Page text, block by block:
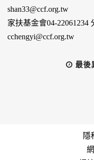
shan33@ccf.org.tw
家扶基金會04-22061234
cchengyi@ccf.org.tw
最後
隱